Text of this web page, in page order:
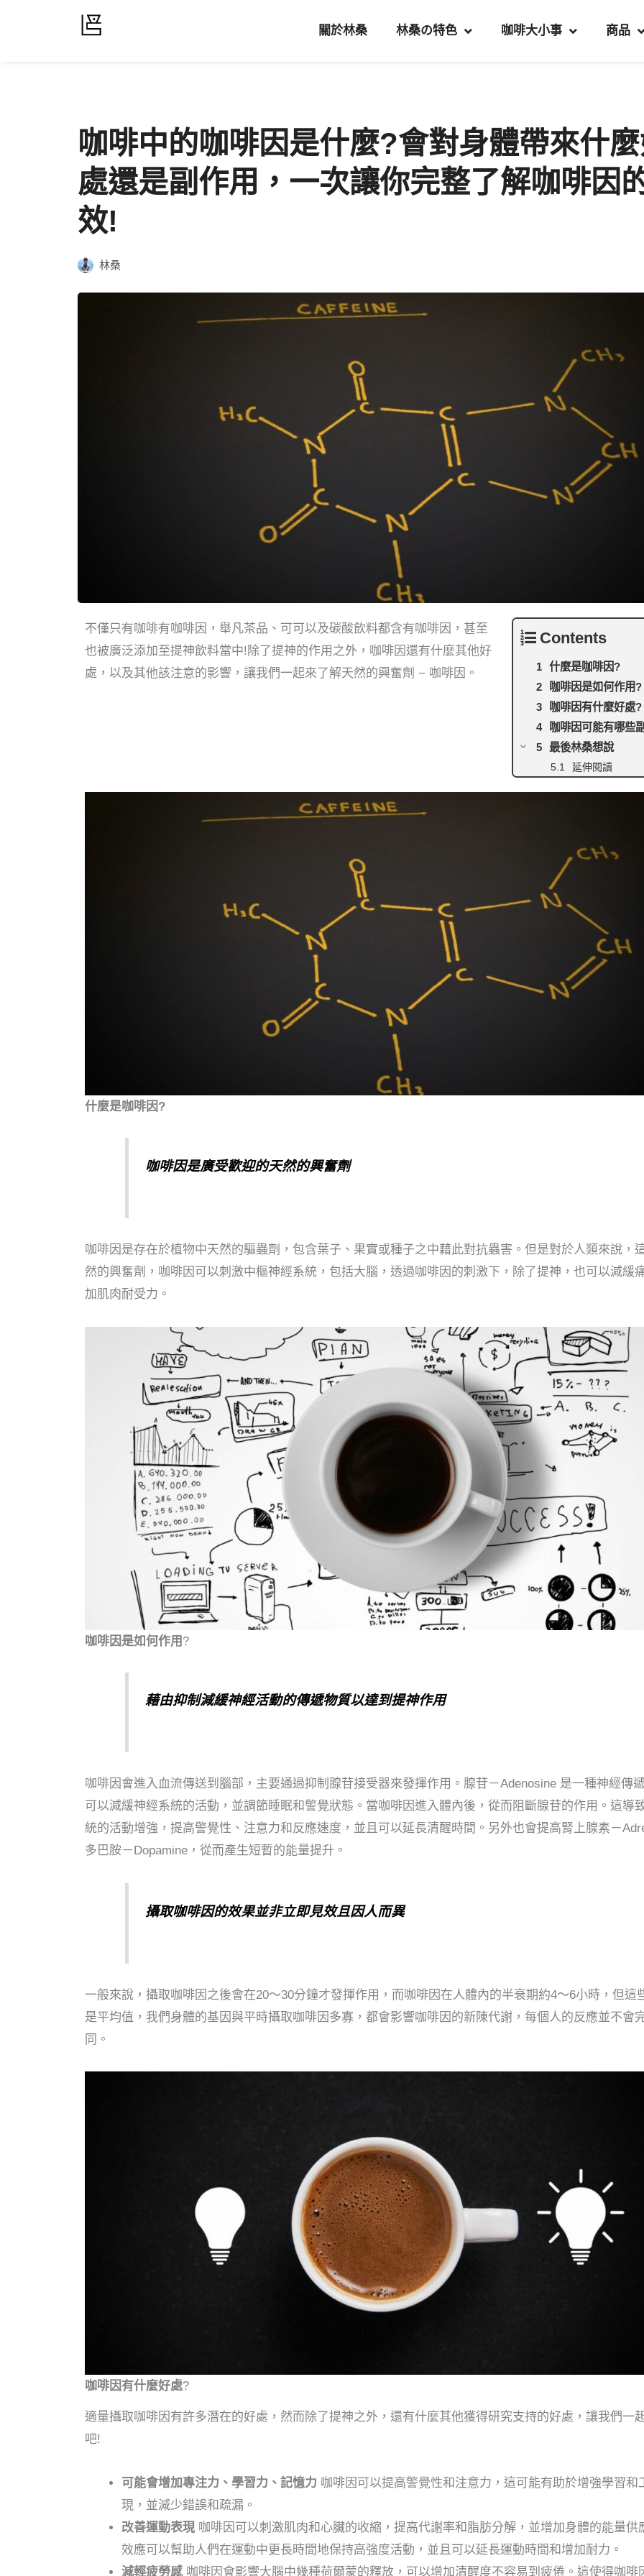
關於林桑 林桑の特色 咖啡大小事 商品
咖啡中的咖啡因是什麼?會對身體帶來什
處還是副作用，一次讓你完整了解咖啡因
效!
林桑
Contents
什麼是咖啡因?
咖啡因是如何作用?
咖啡因有什麼好處?
咖啡因可能有哪些
最後林桑想說
延伸閱讀
不僅只有咖啡有咖啡因，舉凡茶品、可可以及碳酸飲料都含有咖啡因，甚至
也被廣泛添加至提神飲料當中!除了提神的作用之外，咖啡因還有什麼其他好
處，以及其他該注意的影響，讓我們一起來了解天然的興奮劑 − 咖啡因。
什麼是咖啡因?
咖啡因是廣受歡迎的天然的興奮劑
咖啡因是存在於植物中天然的驅蟲劑，包含葉子、果實或種子之中藉此對抗蟲害。但是對於人類來說，
然的興奮劑，咖啡因可以刺激中樞神經系統，包括大腦，透過咖啡因的刺激下，除了提神，也可以減緩
加肌肉耐受力。
咖啡因是如何作用 ?
藉由抑制減緩神經活動的傳遞物質以達到提神作用
咖啡因會進入血流傳送到腦部，主要通過抑制腺苷接受器來發揮作用。腺苷－Adenosine 是一種神經傳
可以減緩神經系統的活動，並調節睡眠和警覺狀態。當咖啡因進入體內後，從而阻斷腺苷的作用。這導
統的活動增強，提高警覺性、注意力和反應速度，並且可以延長清醒時間。另外也會提高腎上腺素－
多巴胺－Dopamine，從而產生短暫的能量提升。
攝取咖啡因的效果並非立即見效且因人而異
一般來說，攝取咖啡因之後會在20～30分鐘才發揮作用，而咖啡因在人體內的半衰期約4～6小時，但這
是平均值，我們身體的基因與平時攝取咖啡因多寡，都會影響咖啡因的新陳代謝，每個人的反應並不會
同。
咖啡因有什麼好處?
適量攝取咖啡因有許多潛在的好處，然而除了提神之外，還有什麼其他獲得研究支持的好處，讓我們一
吧!
可能會增加專注力、學習力、記憶力 咖啡因可以提高警覺性和注意力，這可能有助於增強學習和
現，並減少錯誤和疏漏。
改善運動表現 咖啡因可以刺激肌肉和心臟的收縮，提高代謝率和脂肪分解，並增加身體的能量供
效應可以幫助人們在運動中更長時間地保持高強度活動，並且可以延長運動時間和增加耐力。
減輕疲勞感咖啡因會影響大腦中幾種荷爾蒙的釋放，可以增加清醒度不容易到疲倦。這使得咖啡